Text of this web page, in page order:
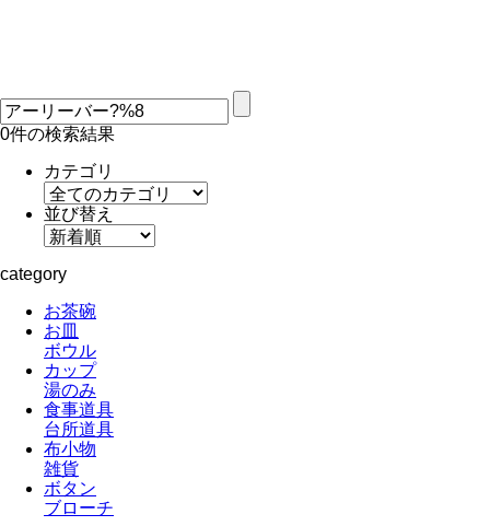
0件の検索結果
カテゴリ
並び替え
category
お茶碗
お皿
ボウル
カップ
湯のみ
食事道具
台所道具
布小物
雑貨
ボタン
ブローチ